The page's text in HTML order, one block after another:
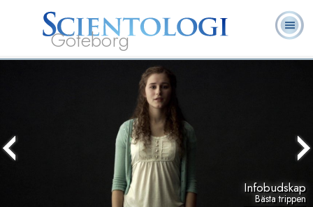
Göteborg
Frivilligpastorer
Infobudskap
Bästa trippen